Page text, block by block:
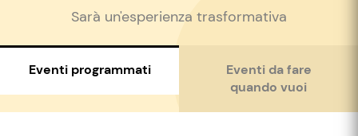
Sarà un'esperienza trasformativa
Eventi programmati
Eventi da fare
quando vuoi